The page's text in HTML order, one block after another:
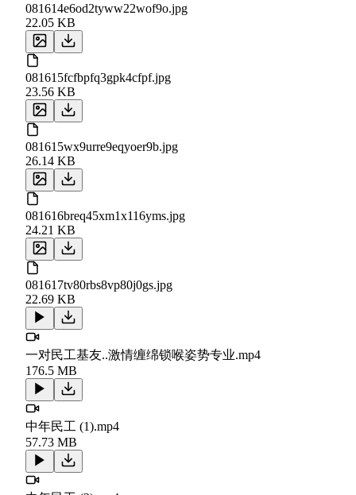
081614e6od2tyww22wof9o.jpg
22.05 KB
081615fcfbpfq3gpk4cfpf.jpg
23.56 KB
081615wx9urre9eqyoer9b.jpg
26.14 KB
081616breq45xm1x116yms.jpg
24.21 KB
081617tv80rbs8vp80j0gs.jpg
22.69 KB
一对民工基友..激情缠绵锁喉姿势专业.mp4
176.5 MB
中年民工 (1).mp4
57.73 MB